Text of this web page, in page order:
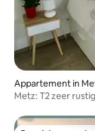
Appartement in
Metz: T2 zeer